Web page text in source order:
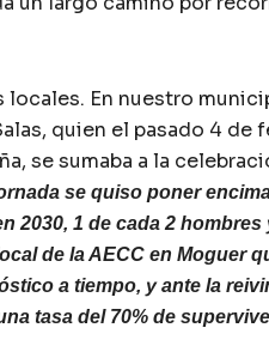
locales. En nuestro
quien el pasado 4 de
se sumaba a la
se quiso poner
2030, 1 de cada 2 hombres
de la AECC en Moguer
a tiempo, y ante la
tasa del 70% de